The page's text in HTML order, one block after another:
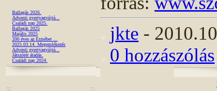
Ballagás 2026.
Adventi gyertyagyújtá...
Családi nap 2025.
Ballagás 2025
Majális 2025
200 éves az Erzsébet ...
2025.03.14. Megemlékezés
Adventi gyertyagyújtá...
Játszótér átadás.
Családi nap 2024.
jkte -
0 hozzászólás